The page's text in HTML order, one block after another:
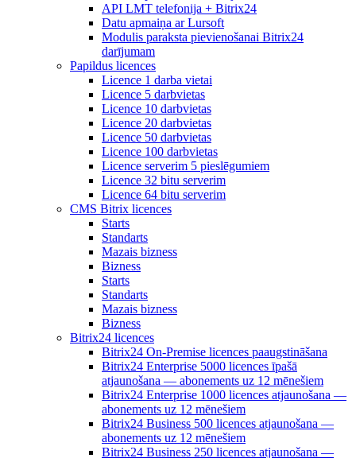
API LMT telefonija + Bitrix24
Datu apmaiņa ar Lursoft
Modulis paraksta pievienošanai Bitrix24
darījumam
Papildus licences
Licence 1 darba vietai
Licence 5 darbvietas
Licence 10 darbvietas
Licence 20 darbvietas
Licence 50 darbvietas
Licence 100 darbvietas
Licence serverim 5 pieslēgumiem
Licence 32 bitu serverim
Licence 64 bitu serverim
CMS Bitrix licences
Starts
Standarts
Mazais bizness
Bizness
Starts
Standarts
Mazais bizness
Bizness
Bitrix24 licences
Bitrix24 On-Premise licences paaugstināšana
Bitrix24 Enterprise 5000 licences īpašā
atjaunošana — abonements uz 12 mēnešiem
Bitrix24 Enterprise 1000 licences atjaunošana —
abonements uz 12 mēnešiem
Bitrix24 Business 500 licences atjaunošana —
abonements uz 12 mēnešiem
Bitrix24 Business 250 licences atjaunošana —